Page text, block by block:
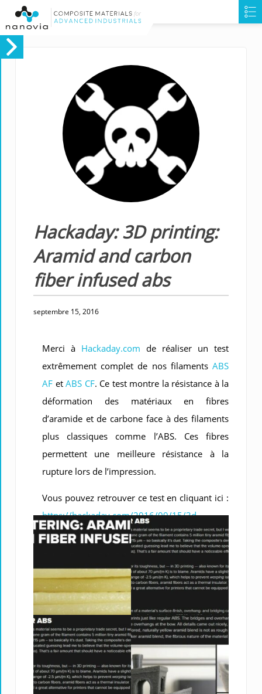
Hackaday: 3D printing:
Aramid and carbon
fiber infused abs
septembre 15, 2016
Merci à Hackaday.com de réaliser un test
extrêmement complet de nos filaments ABS
AF et ABS CF. Ce test montre la résistance à la
déformation des matériaux en fibres
d’aramide et de carbone face à des filaments
plus classiques comme l’ABS. Ces fibres
permettent une meilleure résistance à la
rupture lors de l’impression.
Vous pouvez retrouver ce test en cliquant ici :
https://hackaday.com/2016/09/15/3d-
printering-aramid-carbon-fiber-infused-abs-
filaments-by-nanovia-review/